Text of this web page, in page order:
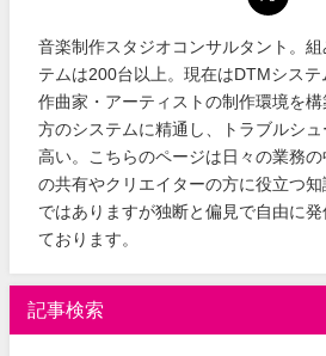
音楽制作スタジオコンサルタント。
テムは200台以上。現在はDTMシス
作曲家・アーティストの制作環境を
方のシステムに精通し、トラブルシ
高い。こちらのページは日々の業務
の共有やクリエイターの方に役立つ
ではありますが独断と偏見で自由に
ております。
記事検索